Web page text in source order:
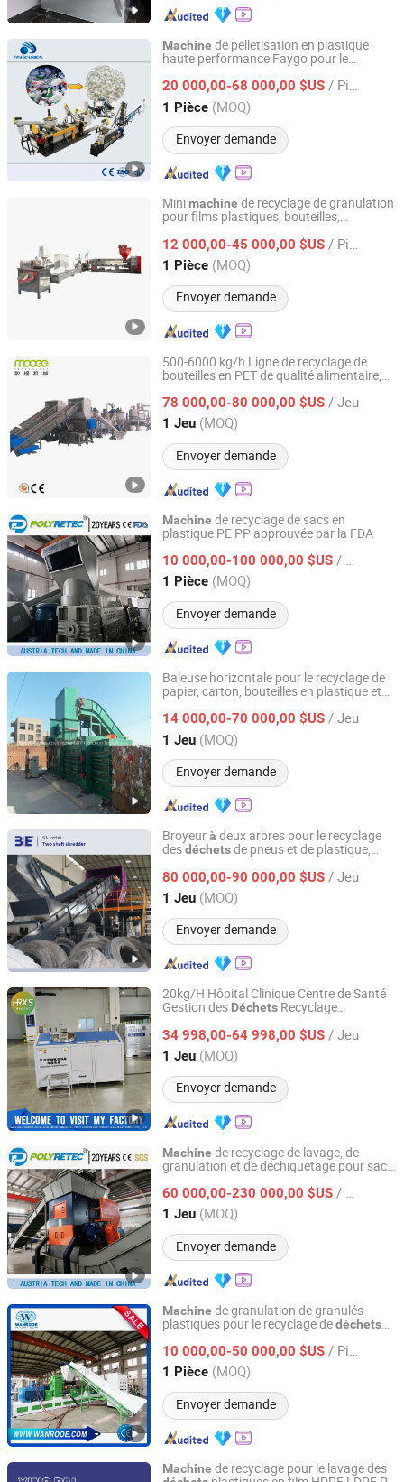
machine de lavage et de
granulation
Machine de pelletisation en plastique
haute performance Faygo pour le
et HDPE, des granulés de caoutchouc, des
morceaux de PVC, des tuyaux, et des
films en PP et PE. Prix du granulateur de
recyclage
20 000,00-68 000,00 $US / Pièce
1 Pièce (MOQ)
Envoyer demande
Jiangsu Faygo Union Machinery Co., Ltd.
Jiangsu, China Depuis 2008
Minimachine de recyclage de granulation
pour films plastiques, bouteilles,
LDPE, PE, EPS, PPàvendre
12 000,00-45 000,00 $US / Pièce
1 Pièce (MOQ)
Envoyer demande
Zhejiang Pinbo Plastic Machinery Co., Ltd.
Zhejiang, China Depuis 2009
500-6000 kg/h Ligne de recyclage de
bouteilles en PET de qualité alimentaire,
déchets
78 000,00-80 000,00 $US / Jeu
1 Jeu (MOQ)
Envoyer demande
Jiangsu Mooge Machine Co., Ltd.
Jiangsu, China Depuis 2008
Machine de recyclage de sacs en
plastique PE PP approuvée par la FDA
10 000,00-100 000,00 $US / Pièce
1 Pièce (MOQ)
Envoyer demande
Suzhou Polytec Machine Co., Ltd.
Jiangsu, China Depuis 2022
Baleuse horizontale pour le recyclage de
papier, carton, bouteilles en plastique et
14 000,00-70 000,00 $US / Jeu
1 Jeu (MOQ)
Envoyer demande
Jiangyin Dinghua Environmental Protection Technology
Co., Ltd.
Jiangsu, China Depuis 2020
Broyeurà deux arbres pour le recyclage
desdéchetsde pneus et de plastique,
caoutchouc, équipement de ligne de
recyclage des pneus /
recyclage des pneus
80 000,00-90 000,00 $US / Jeu
1 Jeu (MOQ)
Envoyer demande
Guangzhou 3E Machinery Co., Ltd.
Guangdong, China Depuis 2006
20kg/H Hôpital Clinique Centre de Santé
Gestion des Déchets Recyclage
Machineavec Système de Contrôle PLC
Générateur de Vapeur Système de Pesée
34 998,00-64 998,00 $US / Jeu
1 Jeu (MOQ)
Envoyer demande
Weifang Hairui Xinsheng Environmental Protection
Equipment Manufacturing Co., Ltd.
Shandong, China Depuis 2024
Machine de recyclage de lavage, de
granulation et de déchiquetage pour sacs
canettes en PP, PE, LDPE àhaute
capacité
60 000,00-230 000,00 $US / Jeu
1 Jeu (MOQ)
Envoyer demande
Suzhou Polytec Machine Co., Ltd.
Jiangsu, China Depuis 2022
Machine de granulation de granulés
plastiques pour le recyclage dedéchets
agricoles, sacs en raffia tissés, sacs de
ciment et de shopping
10 000,00-50 000,00 $US / Pièce
1 Pièce (MOQ)
Envoyer demande
Wanrooe Machinery Co., Ltd.
Jiangsu, China Depuis 2013
Machine de recyclage pour le lavage des